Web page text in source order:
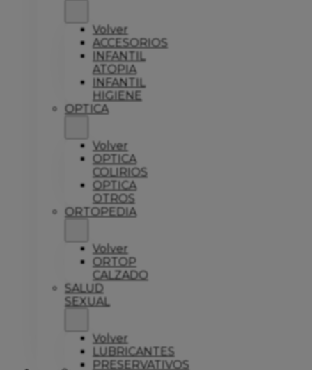
Volver
ACCESORIOS
INFANTIL
ATOPIA
INFANTIL
HIGIENE
OPTICA
Volver
OPTICA
COLIRIOS
OPTICA
OTROS
ORTOPEDIA
Volver
ORTOP
CALZADO
SALUD
SEXUAL
Volver
LUBRICANTES
PRESERVATIVOS